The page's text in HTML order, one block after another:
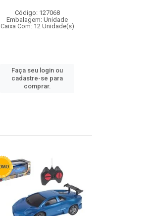
Código: 127068
Embalagem: Unidade
Caixa Com: 12 Unidade(s)
Faça seu login ou
cadastre-se para
comprar.